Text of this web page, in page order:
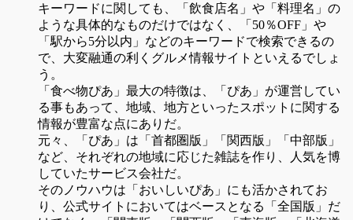
キーワードに関しても、「飲食店名」や「料理名」の
ような具体的なものだけではなく、「50％OFF」や
「駅から5分以内」などのキーワードで検索できるの
で、大変融通の利くグルメ情報サイトといえるでしょ
う。
「食べ物ぴあ」最大の特徴は、「ぴあ」が運営してい
る事もあって、地域、地方といったスポットに関する
情報が豊富な点にありだ。
元々、「ぴあ」は「首都圏版」「関西版」「中部版」
など、それぞれの地域に応じた雑誌を作り、人気を博
していたサービス会社だ。
そのノウハウは「おいしいぴあ」にも活かされてお
り、公式サイトにおいてはベースとなる「全国版」だ